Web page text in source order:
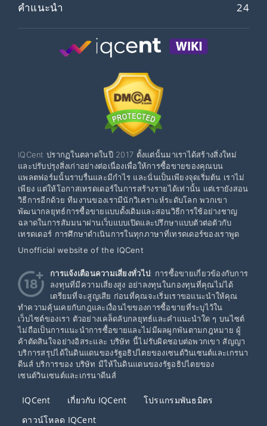
คำแนะนำ
24
IQCent ปรากฏในตลาดในปี 2017 ตั้งแต่นั้นมาเราได้สร้างสิ่งใหม่
และปรับปรุงสิ่งเก่าอย่างต่อเนื่องเพื่อให้การซื้อขายของคุณบน
แพลตฟอร์มนั้นราบรื่นและมีกำไร และนั่นเป็นเพียงจุดเริ่มต้น เราไม่
เพียง แต่ให้โอกาสเทรดเดอร์ในการสร้างรายได้เท่านั้น แต่เรายังสอน
วิธีการอีกด้วย ทีมงานของเรามีนักวิเคราะห์ระดับโลก พวกเขา
พัฒนากลยุทธ์การซื้อขายแบบดั้งเดิมและสอนวิธีการใช้อย่างชาญ
ฉลาดในการสัมมนาผ่านเว็บแบบเปิดและปรึกษาแบบตัวต่อตัวกับ
เทรดเดอร์ การศึกษาดำเนินการในทุกภาษาที่เทรดเดอร์ของเราพูด
Unofficial website of the IQCent
การแจ้งเตือนความเสี่ยงทั่วไป: การซื้อขายเกี่ยวข้องกับการ
ลงทุนที่มีความเสี่ยงสูง อย่าลงทุนในกองทุนที่คุณไม่ได้
เตรียมที่จะสูญเสีย ก่อนที่คุณจะเริ่มเราขอแนะนำให้คุณ
ทำความคุ้นเคยกับกฎและเงื่อนไขของการซื้อขายที่ระบุไว้ใน
เว็บไซต์ของเรา ตัวอย่างเคล็ดลับกลยุทธ์และคำแนะนำใด ๆ บนไซต์
ไม่ถือเป็นการแนะนำการซื้อขายและไม่มีผลผูกพันตามกฎหมาย ผู้
ค้าตัดสินใจอย่างอิสระและ บริษัท นี้ไม่รับผิดชอบต่อพวกเขา สัญญา
บริการสรุปได้ในดินแดนของรัฐอธิปไตยของเซนต์วินเซนต์และเกรนา
ดีนส์ บริการของ บริษัท มีให้ในดินแดนของรัฐอธิปไตยของ
เซนต์วินเซนต์และเกรนาดีนส์
IQCent เกี่ยวกับ IQCent
โปรแกรมพันธมิตร
ดาวน์โหลด IQCent